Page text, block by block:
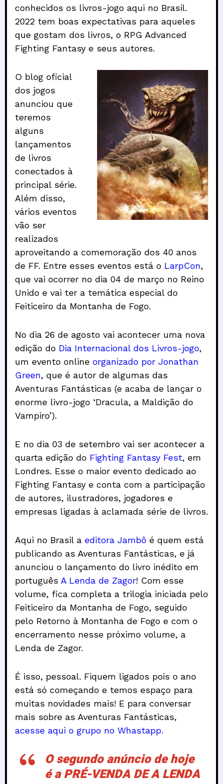
conhecidos os livros-jogo aqui no Brasil.
2022 tem boas expectativas para aqueles
que gostam dos livros, o RPG Advanced
Fighting Fantasy e seus autores.
O blog oficial
dos jogos
anunciou que
teremos
alguns
lançamentos
de livros
conectados à
principal série.
Além disso,
vários eventos
vão ser
realizados
aproveitando a comemoração dos 40 anos
de FF. Entre esses eventos está o LarpCon,
que vai ocorrer no dia 04 de março no Reino
Unido e vai ter a temática especial do
Feiticeiro da Montanha de Fogo.
No dia 26 de agosto vai acontecer uma nova
edição do Dia Internacional dos Livros-jogo,
um evento online organizado por Jonathan
Green, que é autor de algumas das
Aventuras Fantásticas (e acaba de lançar o
enorme livro-jogo ‘Dracula, a Maldição do
Vampiro’).
E no dia 03 de setembro vai ser acontecer a
quarta edição do Fighting Fantasy Fest, em
Londres. Esse o maior evento dedicado ao
Fighting Fantasy e conta com a participação
de autores, ilustradores, jogadores e
empresas ligadas à aclamada série de livros.
Aqui no Brasil a editora Jambô é quem está
publicando as Aventuras Fantásticas, e já
anunciou o lançamento do livro inédito em
português A Lenda de Zagor! Com esse
volume, fica completa a trilogia iniciada pelo
Feiticeiro da Montanha de Fogo, seguido
pelo Retorno à Montanha de Fogo e com o
encerramento nesse próximo volume, a
Lenda de Zagor.
É isso, pessoal. Fiquem ligados pois o ano
está só começando e temos espaço para
muitas novidades mais! E para conversar
mais sobre as Aventuras Fantásticas,
acesse aqui o grupo no Whastapp.
O segundo anúncio de hoje
é a PRÉ-VENDA DE A LENDA